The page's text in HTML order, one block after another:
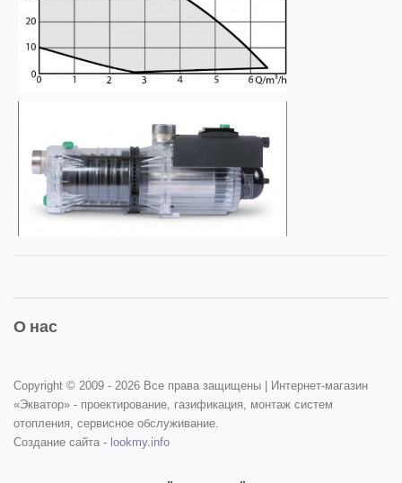
О нас
Copyright © 2009 - 2026 Все права защищены | Интернет-магазин
«Экватор» - проектирование, газификация, монтаж систем
отопления, сервисное обслуживание.
Создание сайта - lookmy.info